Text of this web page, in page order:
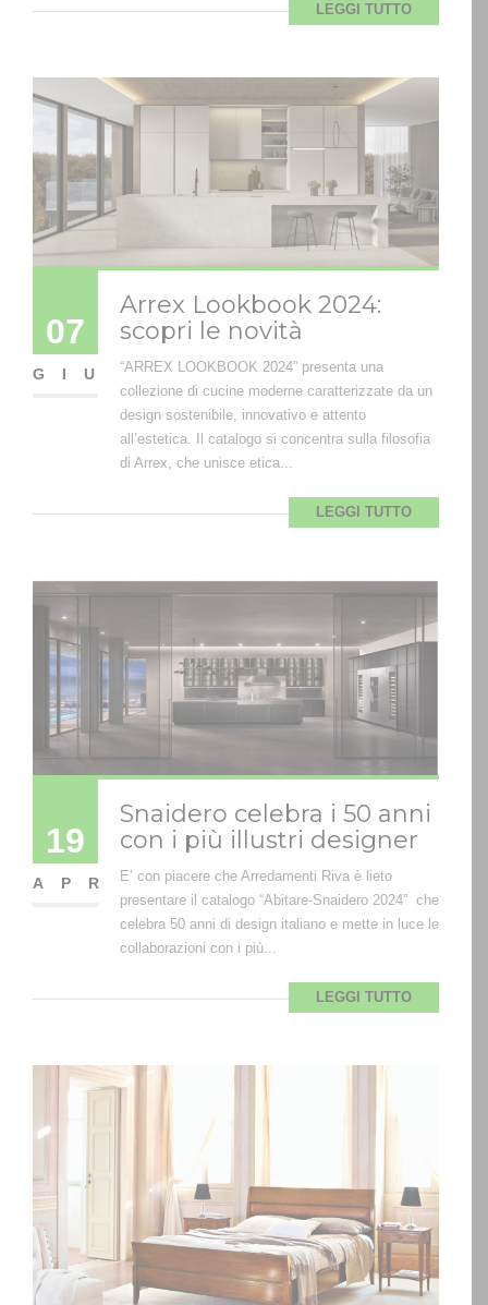
LEGGI TUTTO
07
GIU
Arrex Lookbook 2024:
scopri le novità
“ARREX LOOKBOOK 2024” presenta una
collezione di cucine moderne caratterizzate da un
design sostenibile, innovativo e attento
all’estetica. Il catalogo si concentra sulla filosofia
di Arrex, che unisce etica...
LEGGI TUTTO
19
APR
Snaidero celebra i 50 anni
con i più illustri designer
E’ con piacere che Arredamenti Riva è lieto
presentare il catalogo “Abitare-Snaidero 2024” che
celebra 50 anni di design italiano e mette in luce le
collaborazioni con i più...
LEGGI TUTTO